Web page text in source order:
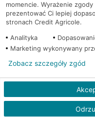
PolitykaCookies
© 2026 Credit Agricole Bank
momencie. Wyrażenie
prezentować Ci lepiej
stronach Credit Agricole.
Analityka
Marketing wykonywany
Zobacz szczegóły zgód